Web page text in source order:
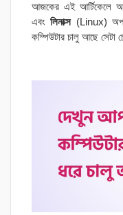
আজকের এই আর্টিকেলে
এবংলিনাক্স(Linux)
কম্পিউটার চালু আছে সেটা